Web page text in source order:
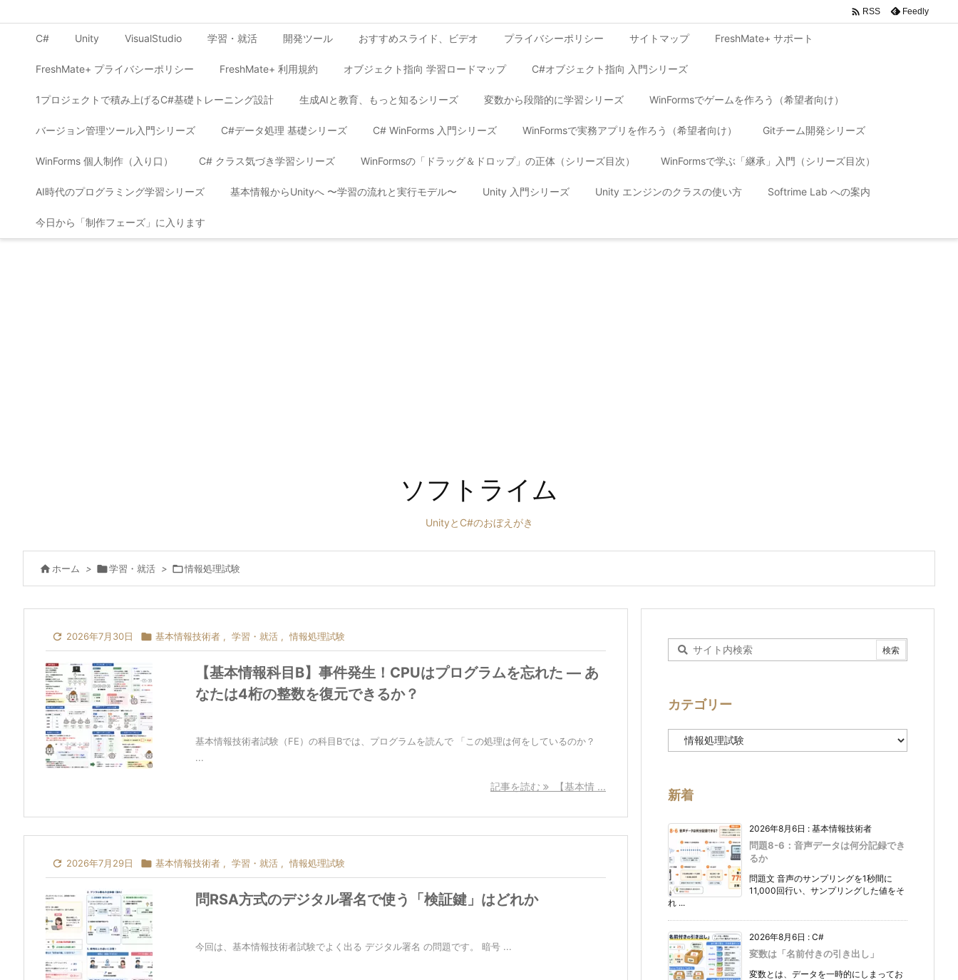
C# Unity VisualStudio 学習・就活 開発ツール おすすめスライド、ビデオ プライバシーポリシー サイトマップ FreshMate+ サポート
FreshMate+ プライバシーポリシー FreshMate+ 利用規約 オブジェクト指向 学習ロードマップ C#オブジェクト指向 入門シリーズ
1プロジェクトで積み上げるC#基礎トレーニング設計 生成AIと教育、もっと知るシリーズ 変数から段階的に学習シリーズ WinFormsでゲームを作ろう（希望者向け）
バージョン管理ツール入門シリーズ C#データ処理 基礎シリーズ C# WinForms 入門シリーズ WinFormsで実務アプリを作ろう（希望者向け） Gitチーム開発シリーズ
WinForms 個人制作（入り口） C# クラス気づき学習シリーズ WinFormsの「ドラッグ＆ドロップ」の正体（シリーズ目次） WinFormsで学ぶ「継承」入門（シリーズ目次）
AI時代のプログラミング学習シリーズ 基本情報からUnityへ 〜学習の流れと実行モデル〜 Unity 入門シリーズ Unity エンジンのクラスの使い方 Softrime Lab への案内
今日から「制作フェーズ」に入ります
 RSS Feedly
ソフトライム
UnityとC#のおぼえがき
 ホーム > 学習・就活 > 情報処理試験
 2026年7月30日  基本情報技術者 , 学習・就活 , 情報処理試験
【基本情報科目B】事件発生！CPUはプログラムを忘れた ― あ
なたは4桁の整数を復元できるか？
基本情報技術者試験（FE）の科目Bでは、プログラムを読んで 「この処理は何をしているのか？
...
記事を読む 【基本情 ...
 2026年7月29日  基本情報技術者 , 学習・就活 , 情報処理試験
問RSA方式のデジタル署名で使う「検証鍵」はどれか
今回は、基本情報技術者試験でよく出る デジタル署名 の問題です。 暗号 ...
カテゴリー
テ
ー
新着
2026年8月6日 : 基本情報技術者
問題8-6：音声データは何分記録でき
るか
問題文 音声のサンプリングを1秒間に
11,000回行い、サンプリングした値をそ
れ ...
2026年8月6日 : C#
変数は「名前付きの引き出し」
変数とは、データを一時的にしまってお